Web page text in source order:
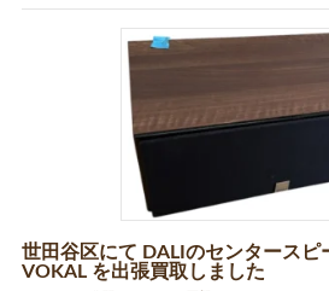
世田谷区にて DALIのセンタースピ
VOKAL を出張買取しました